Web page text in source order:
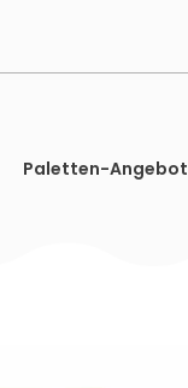
Paletten-Angebot